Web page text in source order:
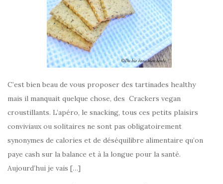
C’est bien beau de vous proposer des tartinades healthy
mais il manquait quelque chose, des Crackers vegan
croustillants. L’apéro, le snacking, tous ces petits plaisirs
conviviaux ou solitaires ne sont pas obligatoirement
synonymes de calories et de déséquilibre alimentaire qu’on
paye cash sur la balance et à la longue pour la santé.
Aujourd’hui je vais […]